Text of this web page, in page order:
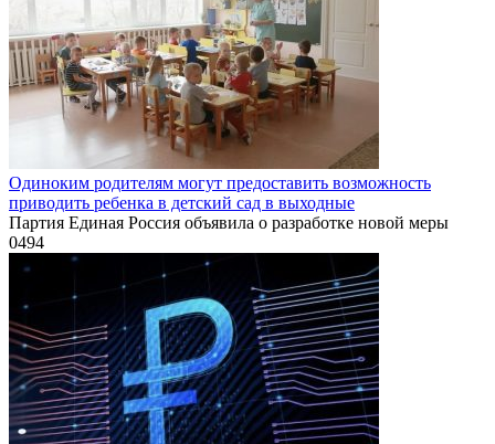
Одиноким родителям могут предоставить возможность
приводить ребенка в детский сад в выходные
Партия Единая Россия объявила о разработке новой меры
0494